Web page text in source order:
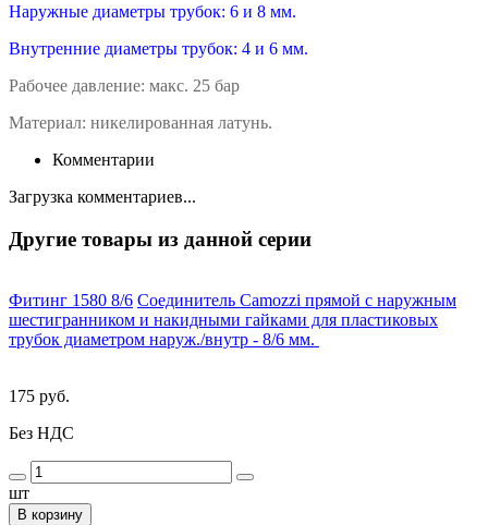
Наружные диаметры трубок: 6 и 8 мм.
Внутренние диаметры трубок: 4 и 6 мм.
Рабочее давление: макс. 25 бар
Материал: никелированная латунь.
Комментарии
Загрузка комментариев...
Другие товары из данной серии
Фитинг 1580 8/6 Соединитель Camozzi прямой с наружным
шестигранником и накидными гайками для пластиковых
трубок диаметром наруж./внутр - 8/6 мм.
175 руб.
Без НДС
шт
В корзину